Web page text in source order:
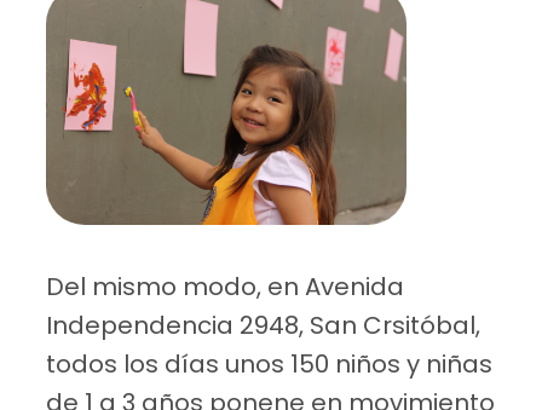
Del mismo modo, en Avenida
Independencia 2948, San Crsitóbal,
todos los días unos 150 niños y niñas
de 1 a 3 años ponene en movimiento